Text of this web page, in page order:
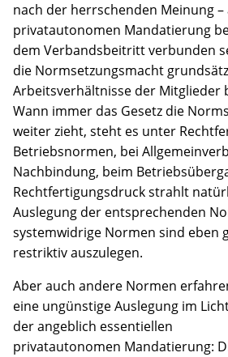
nach der herrschenden Meinung
privatautonomen Mandatierung
dem Verbandsbeitritt verbunden
die Normsetzungsmacht
Arbeitsverhältnisse der Mitglieder
Wann immer das Gesetz die
weiter zieht, steht es unter
Betriebsnormen, bei
Nachbindung, beim
Rechtfertigungsdruck strahlt
Auslegung der entsprechenden
systemwidrige Normen sind eben
restriktiv auszulegen.
Aber auch andere Normen
eine ungünstige Auslegung im
der angeblich essentiellen
privatautonomen Mandatierung: